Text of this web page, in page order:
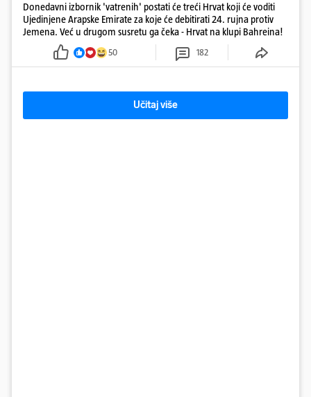
Donedavni izbornik 'vatrenih' postati će treći Hrvat koji će voditi
Ujedinjene Arapske Emirate za koje će debitirati 24. rujna protiv
Jemena. Već u drugom susretu ga čeka - Hrvat na klupi Bahreina!
50 182
Učitaj više